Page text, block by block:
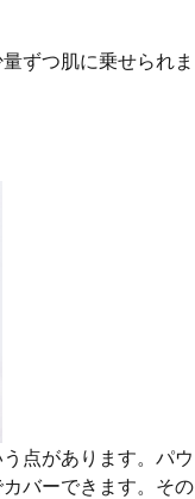
ずつ肌に乗せられま
点があります。パウ
バーできます。その